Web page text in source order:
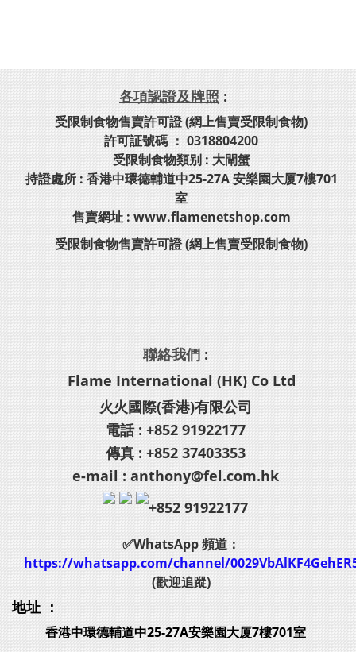
各項認證及牌照 :
受限制食物售賣許可證 (網上售賣受限制食物)
許可証號碼 ： 0318804200
受限制食物類别 : 大閘蟹
持證處所 : 香港中環德輔道中25-27A 安樂園大厦7樓701
室
售賣網址 : www.flamenetshop.com
受限制食物售賣許可證 (網上售賣受限制食物)
聯絡我們:
Flame International (HK) Co Ltd
火火國際(香港)有限公司
電話 : +852 91922177
傳真 : +852 37403353
e-mail : anthony@fel.com.hk
+852 91922177
✅WhatsApp 頻道：
https://whatsapp.com/channel/
(歡迎追蹤)
地址 ：
香港中環德輔道中25-27A安樂園大厦7樓701室